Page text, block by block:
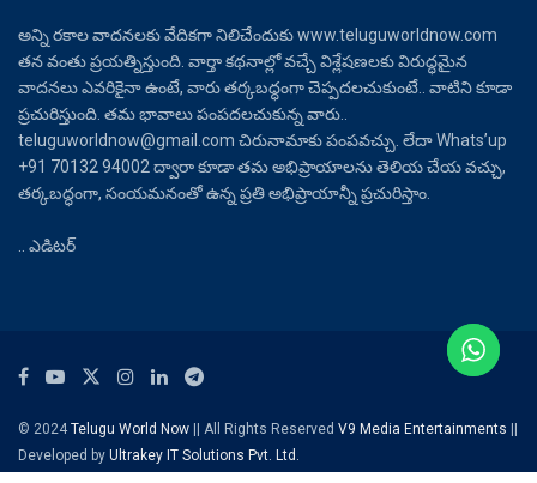
అన్ని రకాల వాదనలకు వేదికగా నిలిచేందుకు www.teluguworldnow.com
తన వంతు ప్రయత్నిస్తుంది. వార్తా కథనాల్లో వచ్చే విశ్లేషణలకు విరుద్ధమైన
వాదనలు ఎవరికైనా ఉంటే, వారు తర్కబద్ధంగా చెప్పదలచుకుంటే.. వాటిని కూడా
ప్రచురిస్తుంది. తమ భావాలు పంపదలచుకున్న వారు..
teluguworldnow@gmail.com చిరునామాకు పంపవచ్చు. లేదా Whats’up
+91 70132 94002 ద్వారా కూడా తమ అభిప్రాయాలను తెలియ చేయ వచ్చు,
తర్కబద్ధంగా, సంయమనంతో ఉన్న ప్రతి అభిప్రాయాన్నీ ప్రచురిస్తాం.
.. ఎడిటర్
© 2024Telugu World Now || All Rights Reserved V9 Media Entertainments ||
Developed by Ultrakey IT Solutions Pvt. Ltd.